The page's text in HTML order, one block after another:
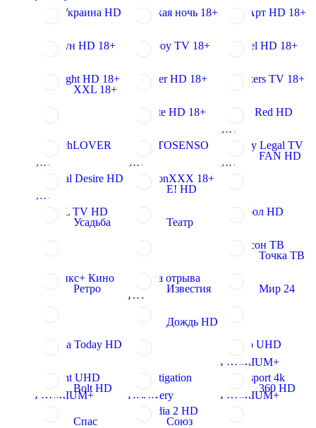
112 Украина HD Русская ночь 18+ Ню Арт HD 18+
Шалун HD 18+ Playboy TV 18+ Dorcel HD 18+
Redlight HD 18+ Hustler HD 18+
Brazzers TV 18+
XXL 18+
Private HD 18+
Vivid Red HD
18+
FrenchLOVER
18+
SEXTOSENSO
18+
Barely Legal TV
18+
Digital Desire HD
18+
PassionXXX 18+
FAN HD
FUEL TV HD
E! HD
Футбол HD
Усадьба
Театр
Шансон TB
Феникс+ Кино
Точка отрыва
HD
Точка ТВ
Ретро Известия Мир 24
Russia Today HD
Дождь HD
Кино UHD
PREMIUM+
Insight UHD
PREMIUM+
Investigation
Discovery
Eurosport 4k
PREMIUM+
Bolt HD
Amedia 2 HD
360 HD
Спас
Союз